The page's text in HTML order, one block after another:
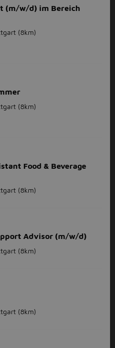
(m/w/d) im Bereich
(8km)
(8km)
Food & Beverage
(8km)
Advisor (m/w/d)
(8km)
(8km)